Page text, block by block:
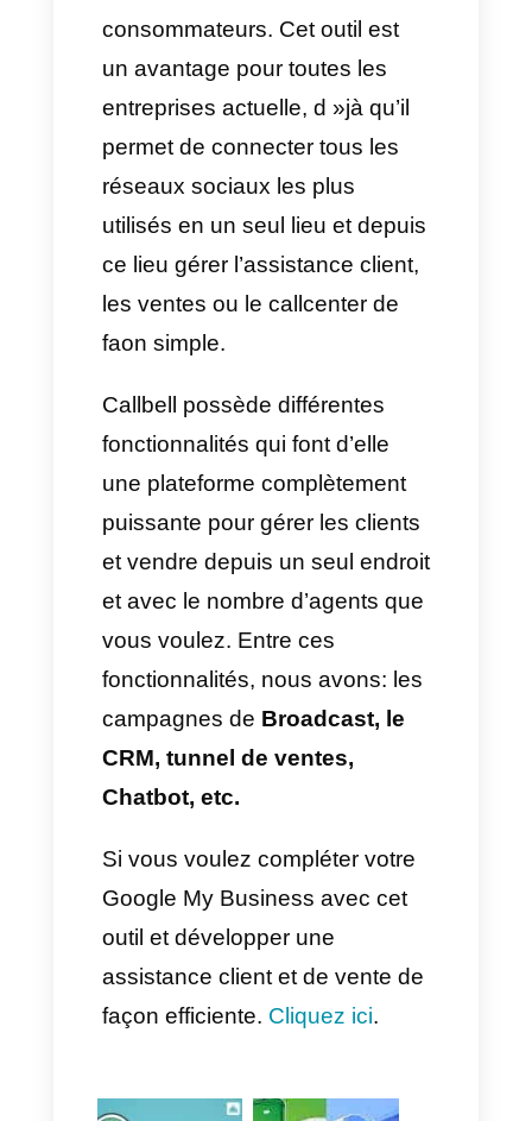
Google que réellement vous
avez un business et un site ou
les utilisateurs peuvent aller
obtenir plus d’informations sur
vous.
2. Site Internet avec les liens
de vos réseaux sociaux
Il faudrait aussi que votre site
internet soit correctement
réalisé et configuré, et montre
des liens, des icones externes
vers vos profils des réseaux
sociaux.
3. Autre bonne tactique :
promouvoir des publications
audience
Un business qui réalise des
campagnes de marketing est
son bien être pour Google cela